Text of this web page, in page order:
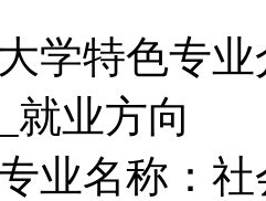
学特色专
_就业方
名称：社